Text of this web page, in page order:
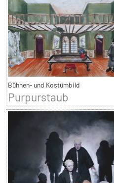
Bühnen- und Kostümbild
Purpurstaub